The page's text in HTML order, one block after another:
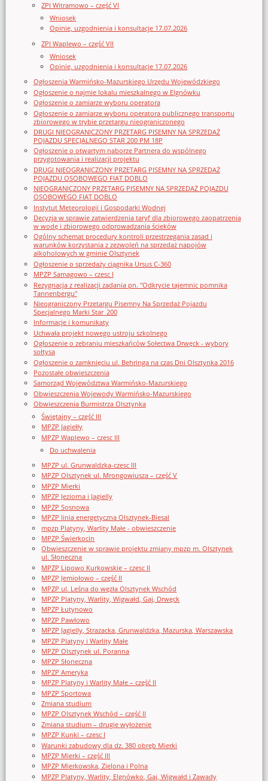
ZPI Witramowo – część VI
Wniosek
Opinie, uzgodnienia i konsultacje 17.07.2026
ZPI Waplewo – część VII
Wniosek
Opinie, uzgodnienia i konsultacje 17.07.2026
Ogłoszenia Warmińsko-Mazurskiego Urzędu Wojewódzkiego
Ogłoszenie o najmie lokalu mieszkalnego w Elgnówku
Ogłoszenie o zamiarze wyboru operatora
Ogłoszenie o zamiarze wyboru operatora publicznego transportu
zbiorowego w trybie przetargu nieograniczonego
DRUGI NIEOGRANICZONY PRZETARG PISEMNY NA SPRZEDAŻ
POJAZDU SPECJALNEGO STAR 200 PM 18P
Ogłoszenie o otwartym naborze Partnera do wspólnego
przygotowania i realizacji projektu
DRUGI NIEOGRANICZONY PRZETARG PISEMNY NA SPRZEDAŻ
POJAZDU OSOBOWEGO FIAT DOBLO
NIEOGRANICZONY PRZETARG PISEMNY NA SPRZEDAŻ POJAZDU
OSOBOWEGO FIAT DOBLO
Instytut Meteorologii i Gospodarki Wodnej
Decyzja w sprawie zatwierdzenia taryf dla zbiorowego zaopatrzenia
w wodę i zbiorowego odprowadzania ścieków
Ogólny schemat procedury kontroli przestrzegania zasad i
warunków korzystania z zezwoleń na sprzedaż napojów
alkoholowych w gminie Olsztynek
Ogłoszenie o sprzedaży ciągnika Ursus C-360
MPZP Samagowo – czesc I
Rezygnacja z realizacji zadania pn. "Odkrycie tajemnic pomnika
Tannenbergu"
Nieograniczony Przetargu Pisemny Na Sprzedaż Pojazdu
Specjalnego Marki Star_200
Informacje i komunikaty
Uchwała projekt nowego ustroju szkolnego
Ogłoszenie o zebraniu mieszkańców Sołectwa Drwęck - wybory
sołtysa
Ogłoszenie o zamknięciu ul. Behringa na czas Dni Olsztynka 2016
Pozostałe obwieszczenia
Samorząd Województwa Warmińsko-Mazurskiego
Obwieszczenia Wojewody Warmińsko-Mazurskiego
Obwieszczenia Burmistrza Olsztynka
Świętajny – część III
MPZP Jagiełły
MPZP Waplewo – czesc III
Do uchwalenia
MPZP ul. Grunwaldzka-czesc III
MPZP Olsztynek ul. Mrongowiusza – część V
MPZP Mierki
MPZP Jeziorna i Jagielly
MPZP Sosnowa
MPZP linia energetyczna Olsztynek-Biesal
mpzp Platyny, Warlity Małe - obwieszczenie
MPZP Świerkocin
Obwieszczenie w sprawie projektu zmiany mpzp m. Olsztynek
ul. Słoneczna
MPZP Lipowo Kurkowskie – czesc II
MPZP Jemiołowo – część II
MPZP ul. Leśna do węzła Olsztynek Wschód
MPZP Platyny, Warlity, Wigwałd, Gaj, Drwęck
MPZP Łutynowo
MPZP Pawłowo
MPZP Jagielly, Strazacka, Grunwaldzka, Mazurska, Warszawska
MPZP Platyny i Warlity Małe
MPZP Olsztynek ul. Poranna
MPZP Słoneczna
MPZP Ameryka
MPZP Platyny i Warlity Małe – część II
MPZP Sportowa
Zmiana studium
MPZP Olsztynek Wschód – część II
Zmiana studium – drugie wyłożenie
MPZP Kunki – czesc I
Warunki zabudowy dla dz. 380 obręb Mierki
MPZP Mierki – część III
MPZP Mierkowska, Zielona i Polna
MPZP Platyny, Warlity, Elgnówko, Gaj, Wigwałd i Zawady